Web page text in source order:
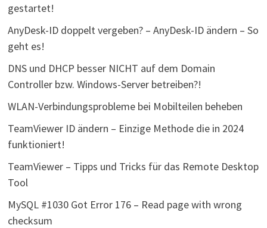
gestartet!
AnyDesk-ID doppelt vergeben? – AnyDesk-ID ändern – So
geht es!
DNS und DHCP besser NICHT auf dem Domain
Controller bzw. Windows-Server betreiben?!
WLAN-Verbindungsprobleme bei Mobilteilen beheben
TeamViewer ID ändern – Einzige Methode die in 2024
funktioniert!
TeamViewer – Tipps und Tricks für das Remote Desktop
Tool
MySQL #1030 Got Error 176 – Read page with wrong
checksum